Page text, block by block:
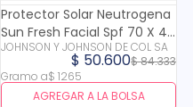
Protector Solar Neutrogena
Sun Fresh Facial Spf 70 X 40
Gr
JOHNSON Y JOHNSON DE COL SA
$84.333
$ 50.600
Gramo a$ 1265
AGREGAR A LA BOLSA